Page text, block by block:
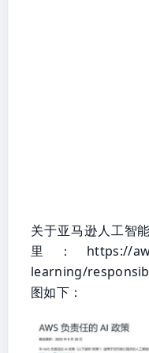
关于亚马逊人工智
里：https://
learning/
图如下：